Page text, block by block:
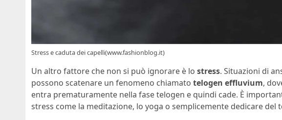
Stress e caduta dei capelli(www.fashionblog.it)
Un altro fattore che non si può ignorare è lo stress. Situazioni di
possono scatenare un fenomeno chiamato telogen effluvium,
entra prematuramente nella fase telogen e quindi cade. È
stress come la meditazione, lo yoga o semplicemente dedicare del